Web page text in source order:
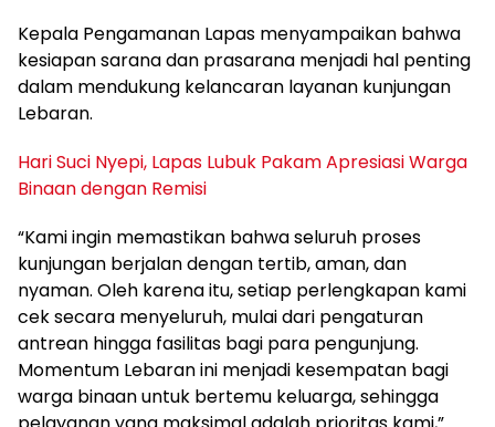
Kepala Pengamanan Lapas menyampaikan bahwa
kesiapan sarana dan prasarana menjadi hal penting
dalam mendukung kelancaran layanan kunjungan
Lebaran.
Hari Suci Nyepi, Lapas Lubuk Pakam Apresiasi Warga
Binaan dengan Remisi
“Kami ingin memastikan bahwa seluruh proses
kunjungan berjalan dengan tertib, aman, dan
nyaman. Oleh karena itu, setiap perlengkapan kami
cek secara menyeluruh, mulai dari pengaturan
antrean hingga fasilitas bagi para pengunjung.
Momentum Lebaran ini menjadi kesempatan bagi
warga binaan untuk bertemu keluarga, sehingga